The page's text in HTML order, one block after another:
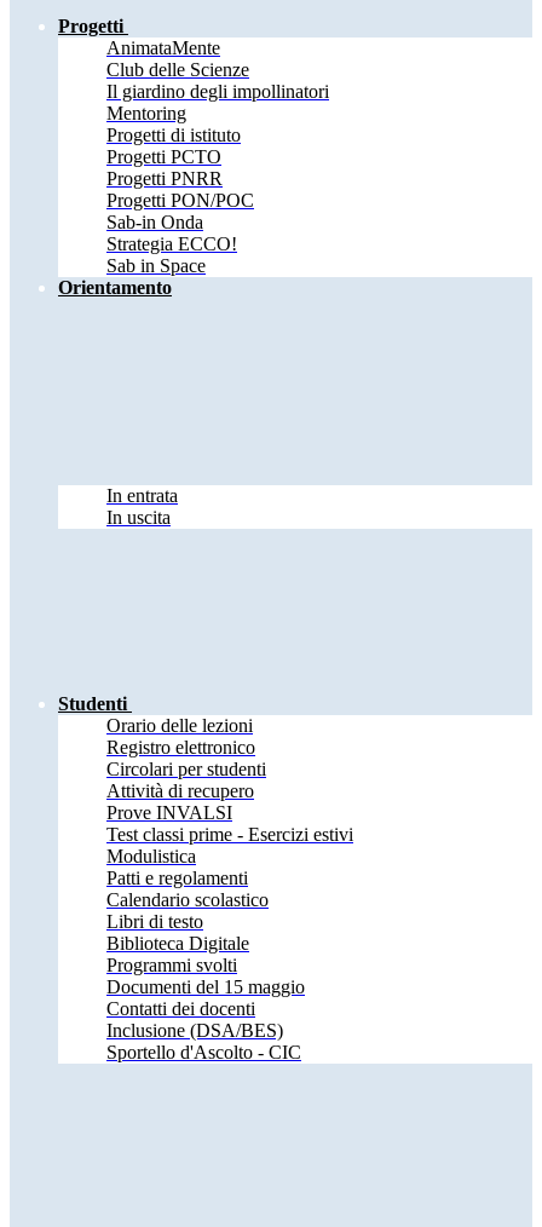
Progetti
AnimataMente
Club delle Scienze
Il giardino degli impollinatori
Mentoring
Progetti di istituto
Progetti PCTO
Progetti PNRR
Progetti PON/POC
Sab-in Onda
Strategia ECCO!
Sab in Space
Orientamento
In entrata
In uscita
Studenti
Orario delle lezioni
Registro elettronico
Circolari per studenti
Attività di recupero
Prove INVALSI
Test classi prime - Esercizi estivi
Modulistica
Patti e regolamenti
Calendario scolastico
Libri di testo
Biblioteca Digitale
Programmi svolti
Documenti del 15 maggio
Contatti dei docenti
Inclusione (DSA/BES)
Sportello d'Ascolto - CIC